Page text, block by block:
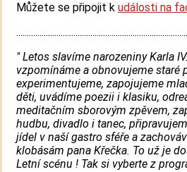
Můžete se připojit k události na
" Letos slavíme narozeniny Karla
vzpomínáme a obnovujeme staré
experimentujeme, zapojujeme
děti, uvádíme poezii i klasiku,
meditačním sborovým zpěvem,
hudbu, divadlo i tanec,
jídel v naší gastro sféře a
klobásám pana Křečka. To už je
Letní scénu ! Tak si vyberte z